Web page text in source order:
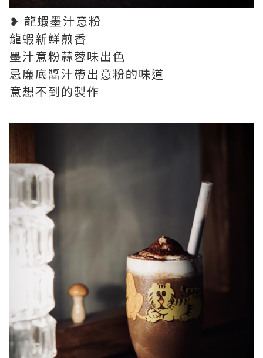
❥ 龍蝦墨汁意粉
龍蝦新鮮煎香
墨汁意粉蒜蓉味出色
忌廉底醬汁帶出意粉的味道
意想不到的製作